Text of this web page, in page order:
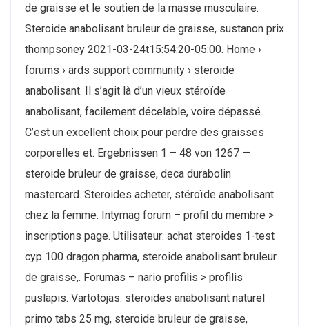
de graisse et le soutien de la masse musculaire.
Steroide anabolisant bruleur de graisse, sustanon prix
thompsoney 2021-03-24t15:54:20-05:00. Home ›
forums › ards support community › steroide
anabolisant. Il s’agit là d’un vieux stéroïde
anabolisant, facilement décelable, voire dépassé.
C’est un excellent choix pour perdre des graisses
corporelles et. Ergebnissen 1 – 48 von 1267 —
steroide bruleur de graisse, deca durabolin
mastercard. Steroides acheter, stéroïde anabolisant
chez la femme. Intymag forum – profil du membre >
inscriptions page. Utilisateur: achat steroides 1-test
cyp 100 dragon pharma, steroide anabolisant bruleur
de graisse,. Forumas – nario profilis > profilis
puslapis. Vartotojas: steroides anabolisant naturel
primo tabs 25 mg, steroide bruleur de graisse,